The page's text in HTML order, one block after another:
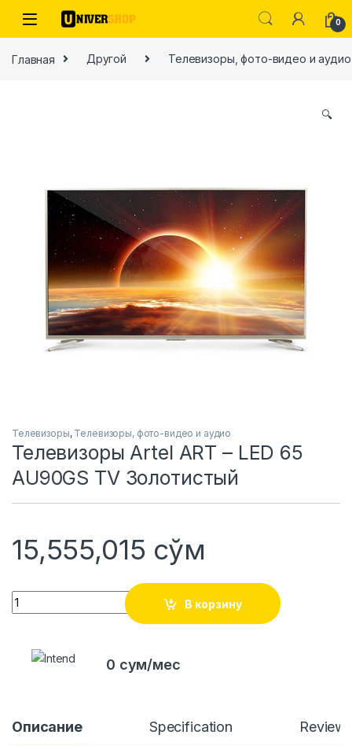
Skip to navigation
Skip to content
0
Главная Другой Телевизоры, фото-видео и аудио
🔍
Телевизоры, Телевизоры, фото-видео и аудио
Телевизоры Artel ART – LED 65
AU90GS TV Золотистый
15,555,015 сўм
Quantity
В корзину
0 сум/мес
Описание Specification